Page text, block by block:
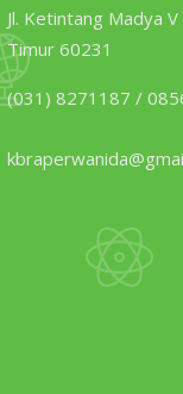
Jl. Ketintang Madya
Timur 60231
(031) 8271187 /